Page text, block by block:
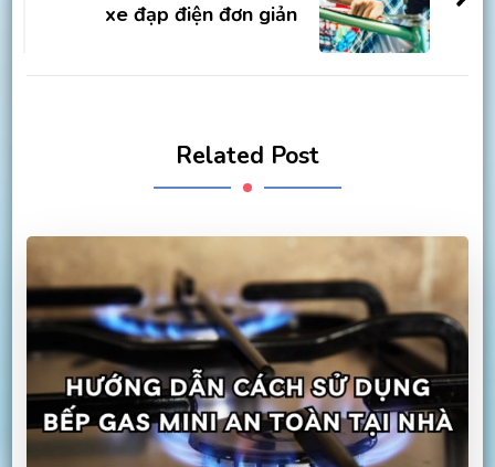
xe đạp điện đơn giản
Related Post